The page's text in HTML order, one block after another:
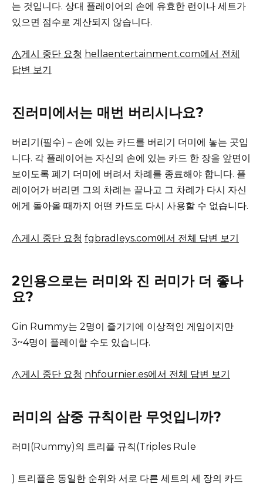
는 것입니다. 상대 플레이어의 손에 유효한 런이나 세트가
있으면 점수로 계산되지 않습니다.
게시 중단 요청 hellaentertainment.com에서 전체
답변 보기
진러미에서는 매번 버리시나요?
버리기(필수) – 손에 있는 카드를 버리기 더미에 놓는 곳입
니다. 각 플레이어는 자신의 손에 있는 카드 한 장을 앞면이
보이도록 폐기 더미에 버려서 차례를 종료해야 합니다. 플
레이어가 버리면 그의 차례는 끝나고 그 차례가 다시 자신
에게 돌아올 때까지 어떤 카드도 다시 사용할 수 없습니다.
게시 중단 요청 fgbradleys.com에서 전체 답변 보기
2인용으로는 러미와 진 러미가 더 좋나
요?
Gin Rummy는 2명이 즐기기에 이상적인 게임이지만
3~4명이 플레이할 수도 있습니다.
게시 중단 요청 nhfournier.es에서 전체 답변 보기
러미의 삼중 규칙이란 무엇입니까?
러미(Rummy)의 트리플 규칙(Triples Rule
) 트리플은 동일한 순위와 서로 다른 세트의 세 장의 카드